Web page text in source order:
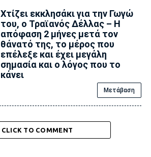
Xτίζει εκκλησάκι για την Γωγώ
του, ο Τραϊανός Δέλλας – Η
απόφαση 2 μήνες μετά τον
θάνατό της, το μέρος που
επέλεξε και έχει μεγάλη
σημασία και ο λόγος που το
κάνει
Μετάβαση
CLICK TO COMMENT